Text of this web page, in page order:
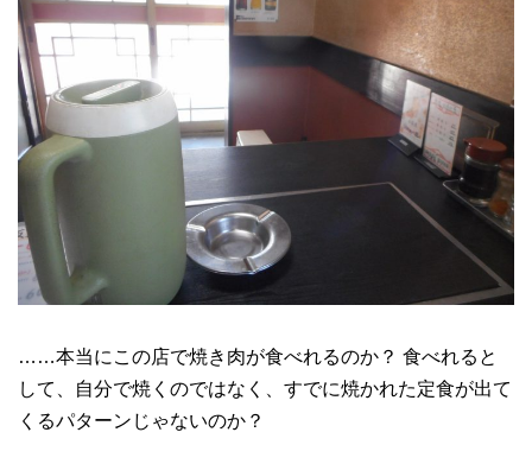
……本当にこの店で焼き肉が食べれるのか？ 食べれると
して、自分で焼くのではなく、すでに焼かれた定食が出て
くるパターンじゃないのか？